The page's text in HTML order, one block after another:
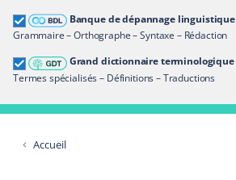
Banque de dépannage linguistique
Grammaire – Orthographe – Syntaxe – Rédaction
Grand dictionnaire terminologique
Termes spécialisés – Définitions – Traductions
Grand dictionnaire terminologique
Restreindre aux termes
Accueil